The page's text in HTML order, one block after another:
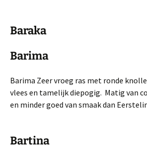
Baraka
Barima
Barima Zeer vroeg ras met ronde
vlees en tamelijk diepogig. Matig van
en minder goed van smaak dan
Bartina